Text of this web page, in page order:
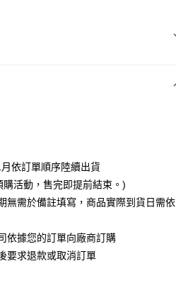
依訂單順序陸續出貨
活動，售完即提前結束。)
無需於備註填寫，商品實際到貨日需依
依據您的訂單向廠商訂購
要求退款或取消訂單